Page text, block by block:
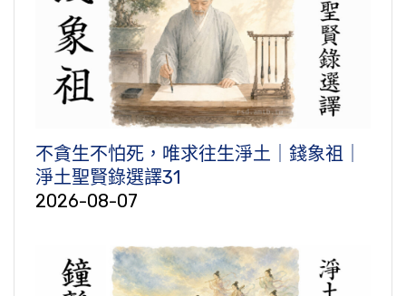
不貪生不怕死，唯求往生淨土｜錢象祖｜
淨土聖賢錄選譯31
2026-08-07